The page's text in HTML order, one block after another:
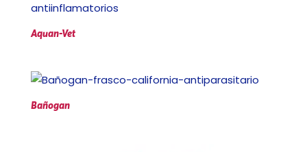
Aquan-Vet
Bañogan